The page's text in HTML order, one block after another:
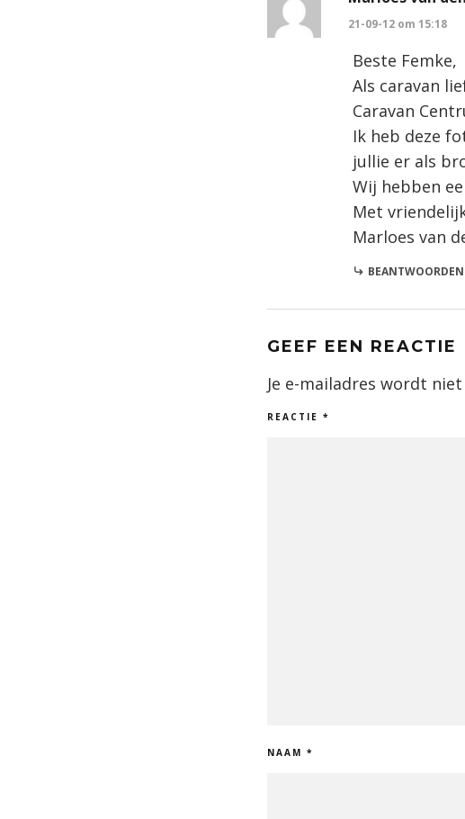
21-09-12 om 15:18
Beste Femke,
Als caravan
Caravan
Ik heb deze
jullie er als
Wij hebben
Met
Marloes van
BEANTWOORDEN
GEEF EEN REACTIE
Je e-mailadres wordt
REACTIE *
NAAM *